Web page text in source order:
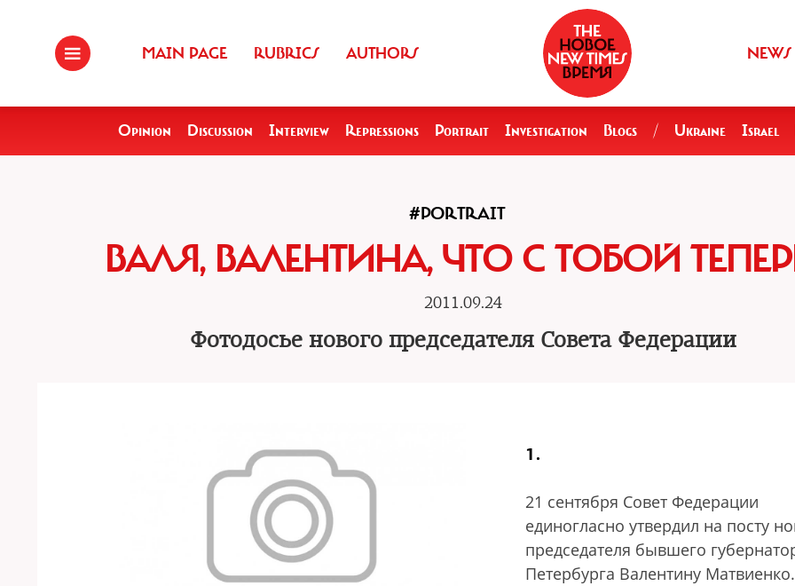
MAIN PAGE RUBRICS AUTHORS NEWS
Opinion Discussion Interview Repressions Portrait Investigation Blogs / Ukraine Israel
#PORTRAIT
ВАЛЯ, ВАЛЕНТИНА, ЧТО С ТОБОЙ
2011.09.24
Фотодосье нового председателя Совета Федерации
1.
21 сентября Совет Федерации
единогласно утвердил на посту
председателя бывшего
Петербурга Валентину Матвиенко.